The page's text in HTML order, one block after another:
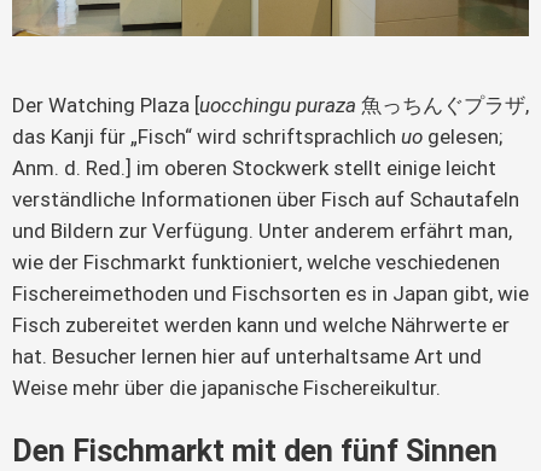
Der Watching Plaza [uocchingu puraza 魚っちんぐプラザ,
das Kanji für „Fisch“ wird schriftsprachlich uo gelesen;
Anm. d. Red.] im oberen Stockwerk stellt einige leicht
verständliche Informationen über Fisch auf Schautafeln
und Bildern zur Verfügung. Unter anderem erfährt man,
wie der Fischmarkt funktioniert, welche veschiedenen
Fischereimethoden und Fischsorten es in Japan gibt, wie
Fisch zubereitet werden kann und welche Nährwerte er
hat. Besucher lernen hier auf unterhaltsame Art und
Weise mehr über die japanische Fischereikultur.
Den Fischmarkt mit den fünf Sinnen